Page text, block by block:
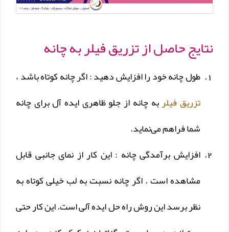
نتایج حاصل از تزریق فیلر به چانه
طول چانه خود را افزایش دهید : اگر چانه کوتاه باشد ،
تزریق فیلربه چانه از جلو ظاهری ایده آل برای چانه
شما فراهم می‌نماید.
افزایش برآمدگی چانه : این کار از نمای جانبی قابل
مشاهده است . اگر چانه نسبت به لب خیلی کوتاه به
نظر برسد این روش راه حل ایده آلی است. این کار حتی